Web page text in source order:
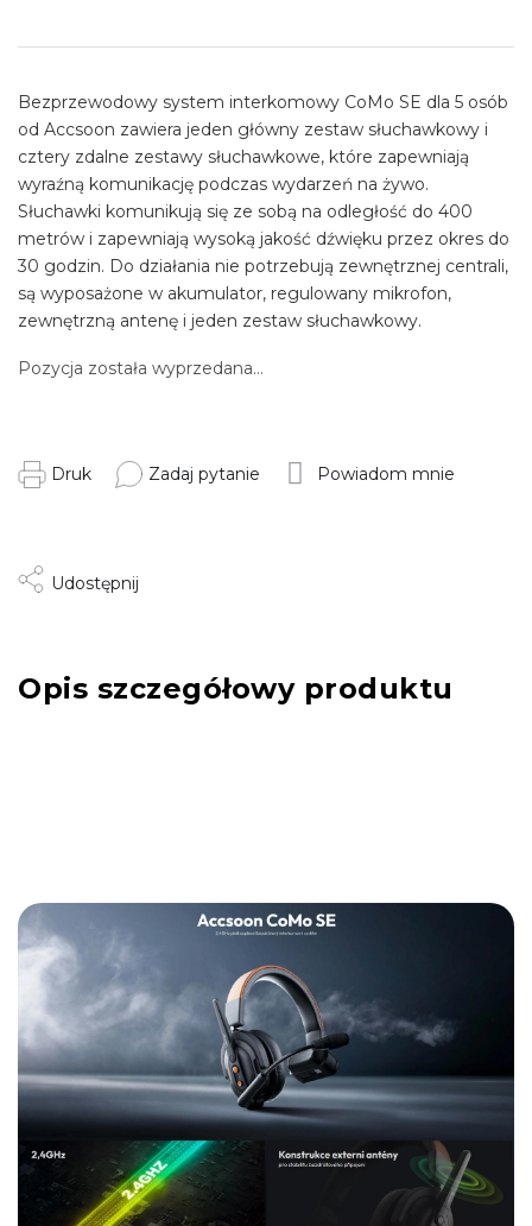
jednostkowa:
Pozycja została wyprzedana…
Bezprzewodowy system interkomowy CoMo SE dla 5 osób
od Accsoon zawiera jeden główny zestaw słuchawkowy i
cztery zdalne zestawy słuchawkowe, które zapewniają
wyraźną komunikację podczas wydarzeń na żywo.
Słuchawki komunikują się ze sobą na odległość do 400
metrów i zapewniają wysoką jakość dźwięku przez okres do
30 godzin. Do działania nie potrzebują zewnętrznej centrali,
są wyposażone w akumulator, regulowany mikrofon,
zewnętrzną antenę i jeden zestaw słuchawkowy.
Druk Zadaj pytanie Powiadom mnie
Udostępnij
Opis szczegółowy produktu